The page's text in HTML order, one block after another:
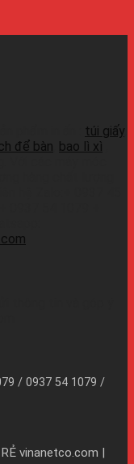
túi giấy
để bàn bao lì xì
/ 0937 54 1079 /
vinanetco.com |